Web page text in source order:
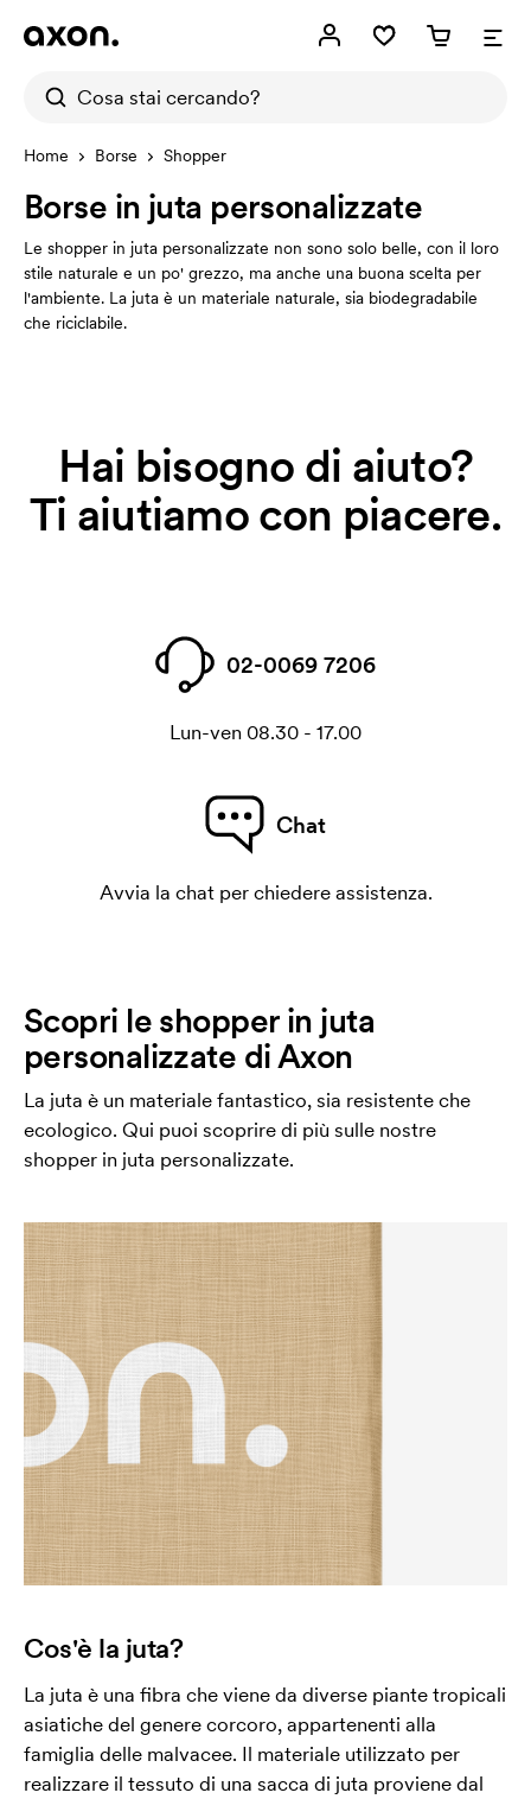
Home Borse Shopper
Borse in juta personalizzate
Le shopper in juta personalizzate non sono solo belle, con il loro
stile naturale e un po' grezzo, ma anche una buona scelta per
l'ambiente. La juta è un materiale naturale, sia biodegradabile
che riciclabile.
Hai bisogno di aiuto?
Ti aiutiamo con piacere.
02-0069 7206
Lun-ven 08.30 - 17.00
Chat
Avvia la chat per chiedere assistenza.
Scopri le shopper in juta
personalizzate di Axon
La juta è un materiale fantastico, sia resistente che
ecologico. Qui puoi scoprire di più sulle nostre
shopper in juta personalizzate.
Cos'è la juta?
La juta è una fibra che viene da diverse piante tropicali
asiatiche del genere corcoro, appartenenti alla
famiglia delle malvacee. Il materiale utilizzato per
realizzare il tessuto di una sacca di juta proviene dal